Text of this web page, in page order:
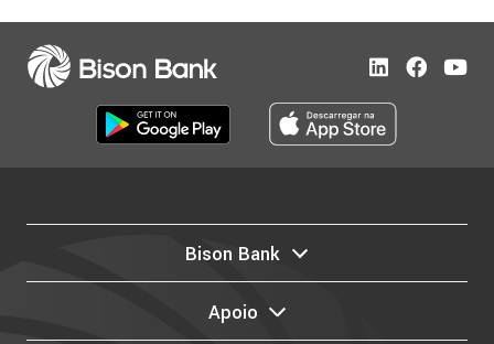
Bison Bank
Apoio